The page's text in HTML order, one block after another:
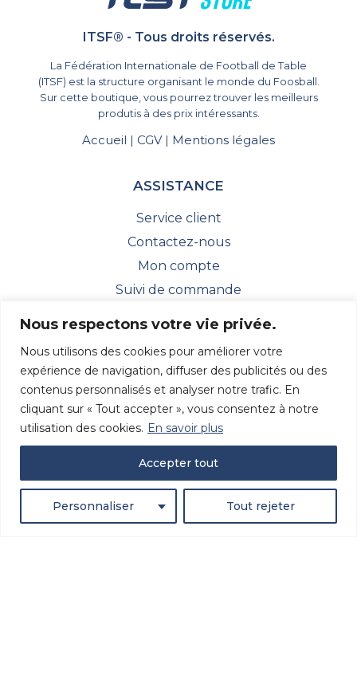
Nous respectons votre vie privée.
Nous utilisons des cookies pour améliorer votre
expérience de navigation, diffuser des publicités ou des
contenus personnalisés et analyser notre trafic. En
cliquant sur « Tout accepter », vous consentez à notre
utilisation des cookies. En savoir plus
Personnaliser Tout rejeter
Accepter tout
ITSF® - Tous droits réservés.
La Fédération Internationale de Football de Table
(ITSF) est la structure organisant le monde du Foosball.
Sur cette boutique, vous pourrez trouver les meilleurs
produtis à des prix intéressants.
Accueil | CGV| Mentions légales
ASSISTANCE
Service client
Contactez-nous
Mon compte
Suivi de commande
INFORMATIONS
+33 (0)2 40 47 90 84
marketing@tablesoccer.org
Qui sommes nous ?
Site Web de l'ITSF
Trouvez votre fédération